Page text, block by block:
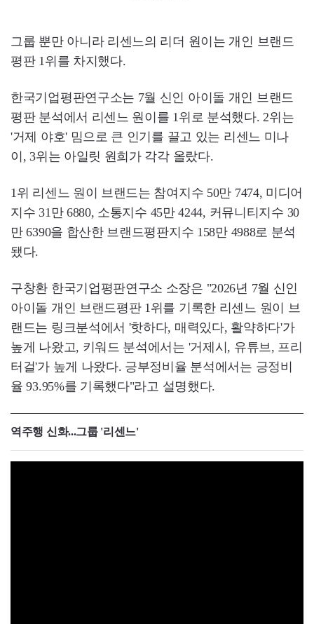
그룹 뿐만 아니라 리센느의 리더 원이는 개인 브랜드
평판 1위를 차지했다.
한국기업평판연구소는 7월 신인 아이돌 개인 브랜드
평판 분석에서 리센느 원이를 1위로 분석했다. 2위는
'거제 야호' 밈으로 큰 인기를 끌고 있는 리센느 미나
이, 3위는 아일릿 원희가 각각 올랐다.
1위 리센느 원이 브랜드는 참여지수 50만 7474, 미디어
지수 31만 6880, 소통지수 45만 4244, 커뮤니티지수 30
만 6390을 합산한 브랜드평판지수 158만 4988로 분석
됐다.
구창환 한국기업평판연구소 소장은 "2026년 7월 신인
아이돌 개인 브랜드평판 1위를 기록한 리센느 원이 브
랜드는 링크분석에서 '핫하다, 매력있다, 활약하다'가
높게 나왔고, 키워드 분석에서는 '거제시, 유튜브, 프리
터걸'가 높게 나왔다. 긍부정비율 분석에서는 긍정비
율 93.95%를 기록했다"라고 설명했다.
역주행 신화...그룹 '리센느'